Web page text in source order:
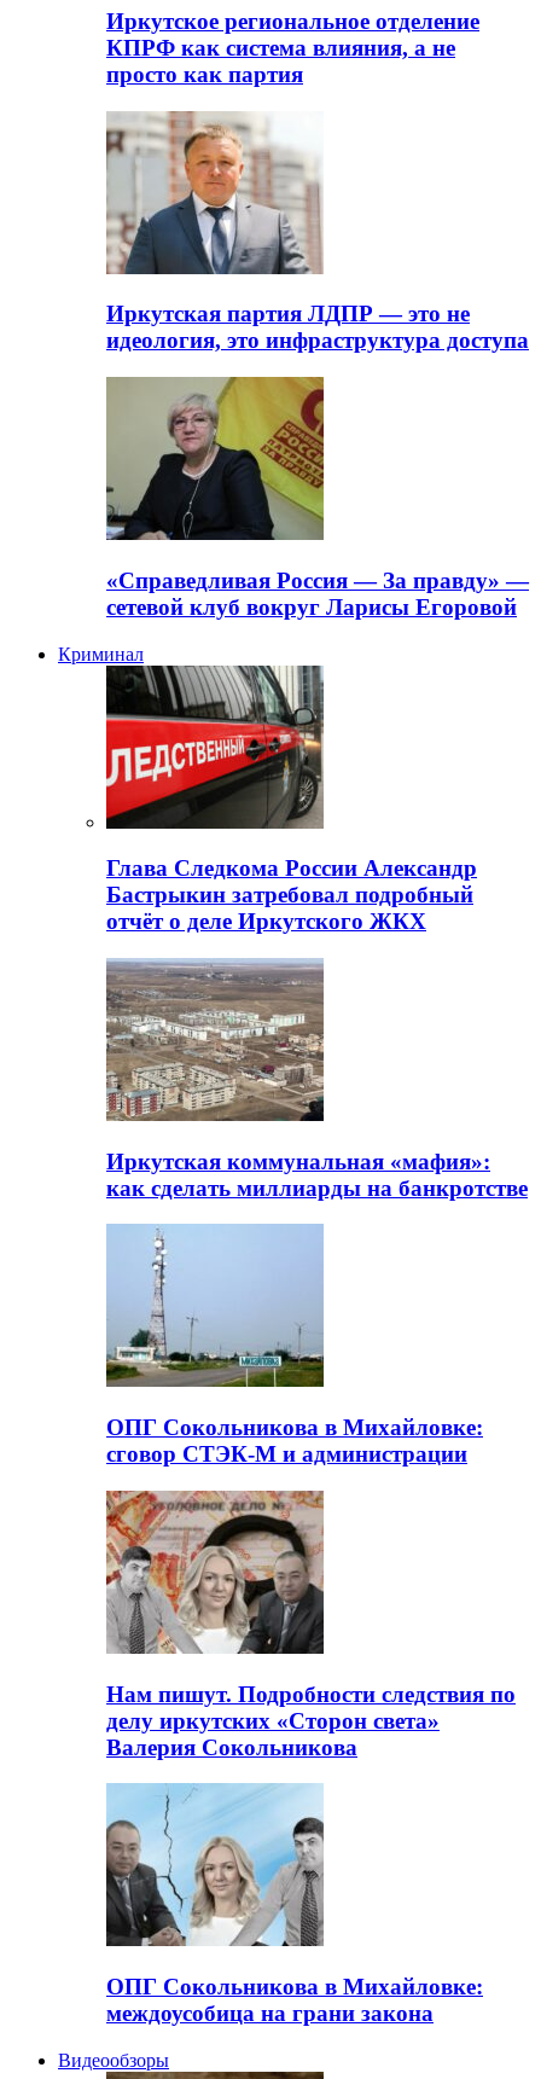
Иркутское региональное отделение
КПРФ как система влияния, а не
просто как партия
Иркутская партия ЛДПР — это не
идеология, это инфраструктура доступа
«Справедливая Россия — За правду» —
сетевой клуб вокруг Ларисы Егоровой
Криминал
Глава Следкома России Александр
Бастрыкин затребовал подробный
отчёт о деле Иркутского ЖКХ
Иркутская коммунальная «мафия»:
как сделать миллиарды на банкротстве
ОПГ Сокольникова в Михайловке:
сговор СТЭК-М и администрации
Нам пишут. Подробности следствия по
делу иркутских «Сторон света»
Валерия Сокольникова
ОПГ Сокольникова в Михайловке:
междоусобица на грани закона
Видеообзоры